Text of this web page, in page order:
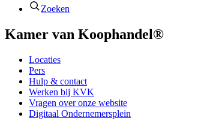
Zoeken
Kamer van Koophandel®
Locaties
Pers
Hulp & contact
Werken bij KVK
Vragen over onze website
Digitaal Ondernemersplein